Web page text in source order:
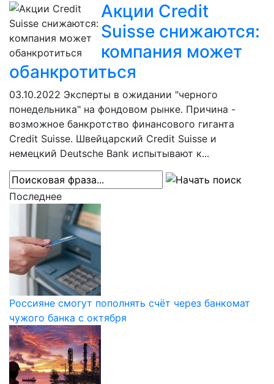
Акции Credit
Suisse снижаются:
компания может
обанкротиться
03.10.2022 Эксперты в ожидании "черного
понедельника" на фондовом рынке. Причина -
возможное банкротство финансового гиганта
Credit Suisse. Швейцарский Credit Suisse и
немецкий Deutsche Bank испытывают к...
Последнее
Россияне смогут пополнять счёт через банкомат
чужого банка с октября